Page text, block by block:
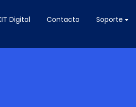
Digital Contacto Soporte